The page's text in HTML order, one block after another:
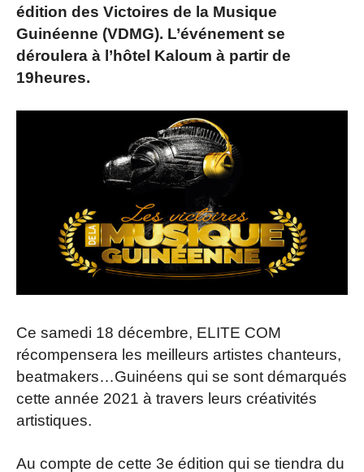
édition des Victoires de la Musique
Guinéenne (VDMG). L’événement se
déroulera à l’hôtel Kaloum à partir de
19heures.
Ce samedi 18 décembre, ELITE COM
récompensera les meilleurs artistes chanteurs,
beatmakers…Guinéens qui se sont démarqués
cette année 2021 à travers leurs créativités
artistiques.
Au compte de cette 3e édition qui se tiendra du